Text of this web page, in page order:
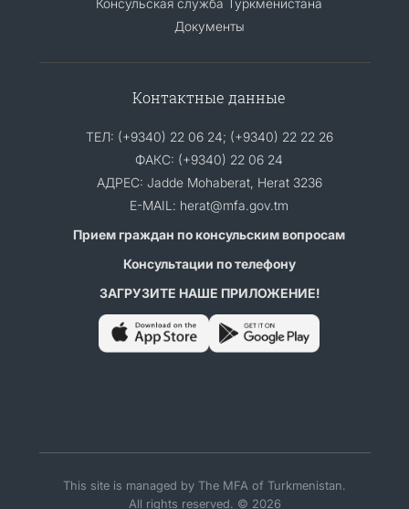
Консульская служба Туркменистана
Документы
Контактные данные
ТЕЛ: (+9340) 22 06 24; (+9340) 22 22 26
ФАКС: (+9340) 22 06 24
АДРЕС: Jadde Mohaberat, Herat 3236
E-MAIL: herat@mfa.gov.tm
Прием граждан по консульским вопросам
Консультации по телефону
ЗАГРУЗИТЕ НАШЕ ПРИЛОЖЕНИЕ!
This site is managed by The MFA of Turkmenistan.
All rights reserved. © 2026